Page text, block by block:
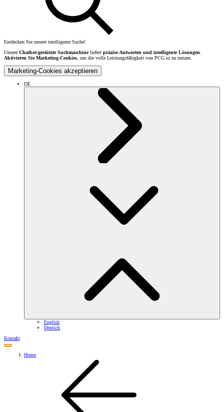
Entdecken Sie unsere intelligente Suche!
Unsere Chatbot-gestützte Suchmaschineliefert präzise Antworten und intelligente Lösungen.
Aktivieren Sie Marketing-Cookies, um die volle Leistungsfähigkeit von PCG.io zu nutzen.
Marketing-Cookies akzeptieren
DE
English
Deutsch
Kontakt
Home